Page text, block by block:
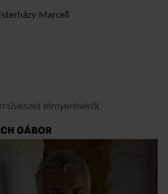
Marcell
DOCUMENTA ÉS AZ OFF-